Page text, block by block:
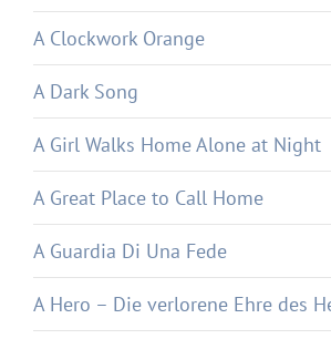
A Clockwork Orange
A Dark Song
A Girl Walks Home Alone at Night
A Great Place to Call Home
A Guardia Di Una Fede
A Hero – Die verlorene Ehre des